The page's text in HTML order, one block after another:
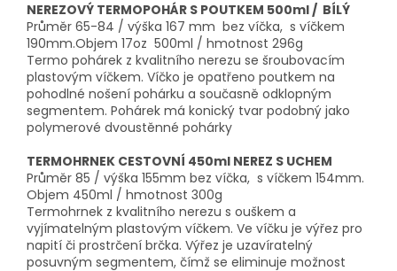
NEREZOVÝ TERMOPOHÁR S POUTKEM 500ml / BÍLÝ
Průměr 65-84 / výška 167 mm bez víčka, s víčkem
190mm.Objem 17oz 500ml / hmotnost 296g
Termo pohárek z kvalitního nerezu se šroubovacím
plastovým víčkem. Víčko je opatřeno poutkem na
pohodlné nošení pohárku a současně odklopným
segmentem. Pohárek má konický tvar podobný jako
polymerové dvoustěnné pohárky
TERMOHRNEK CESTOVNÍ 450ml NEREZ S UCHEM
Průměr 85 / výška 155mm bez víčka, s víčkem 154mm.
Objem 450ml / hmotnost 300g
Termohrnek z kvalitního nerezu s ouškem a
vyjímatelným plastovým víčkem. Ve víčku je výřez pro
napití či prostrčení brčka. Výřez je uzavíratelný
posuvným segmentem, čímž se eliminuje možnost